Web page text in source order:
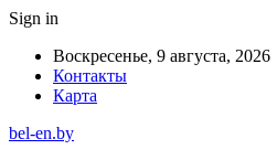
Sign in
Воскресенье, 9 августа, 2026
Контакты
Карта
bel-en.by